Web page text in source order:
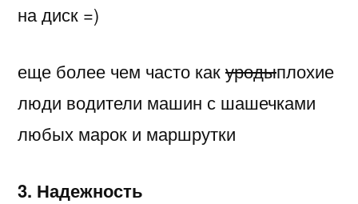
на диск =)
еще более чем часто какуродыплохие
люди водители машин с шашечками
любых марок и маршрутки
3. Надежность